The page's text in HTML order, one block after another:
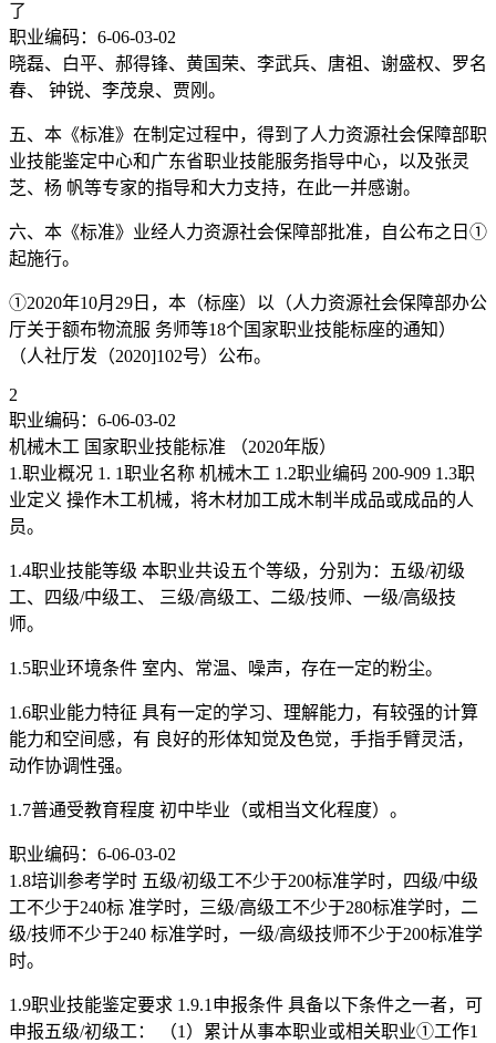
了
职业编码：6-06-03-02
晓磊、白平、郝得锋、黄国荣、李武兵、唐祖、谢盛权、罗名
春、 钟锐、李茂泉、贾刚。
五、本《标准》在制定过程中，得到了人力资源社会保障部职
业技能鉴定中心和广东省职业技能服务指导中心，以及张灵
芝、杨 帆等专家的指导和大力支持，在此一并感谢。
六、本《标准》业经人力资源社会保障部批准，自公布之日①
起施行。
①2020年10月29日，本（标座）以（人力资源社会保障部办公
厅关于额布物流服 务师等18个国家职业技能标座的通知）
（人社厅发（2020]102号）公布。
2
职业编码：6-06-03-02
机械木工 国家职业技能标准 （2020年版）
1.职业概况 1. 1职业名称 机械木工 1.2职业编码 200-909 1.3职
业定义 操作木工机械，将木材加工成木制半成品或成品的人
员。
1.4职业技能等级 本职业共设五个等级，分别为：五级/初级
工、四级/中级工、 三级/高级工、二级/技师、一级/高级技
师。
1.5职业环境条件 室内、常温、噪声，存在一定的粉尘。
1.6职业能力特征 具有一定的学习、理解能力，有较强的计算
能力和空间感，有 良好的形体知觉及色觉，手指手臂灵活，
动作协调性强。
1.7普通受教育程度 初中毕业（或相当文化程度）。
职业编码：6-06-03-02
1.8培训参考学时 五级/初级工不少于200标准学时，四级/中级
工不少于240标 准学时，三级/高级工不少于280标准学时，二
级/技师不少于240 标准学时，一级/高级技师不少于200标准学
时。
1.9职业技能鉴定要求 1.9.1申报条件 具备以下条件之一者，可
申报五级/初级工： （1）累计从事本职业或相关职业①工作1